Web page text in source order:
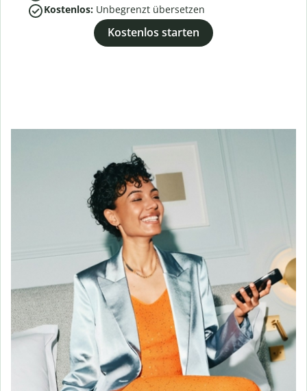
Kostenlos: Unbegrenzt übersetzen
Kostenlos starten